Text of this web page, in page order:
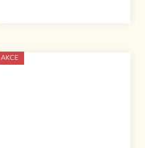
AKCE